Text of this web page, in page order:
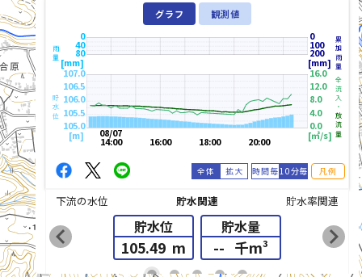
list_alt
グラフ 観測値
80
40
0
[mm]
雨量
105.0
105.5
106.0
106.5
107.0
[m]
貯水位
20:00
18:00
16:00
08/07
14:00
200
100
0
[mm] 累加雨量
0.0
4.0
8.0
12.0
16.0
[㎥/s]
全流入・
放流量
全体 拡大 時間毎10分毎 凡例
下流の水位 貯水関連 貯水率関連
貯水位
105.49 m
貯水量
-- 千m³
chevron_left chevron_right